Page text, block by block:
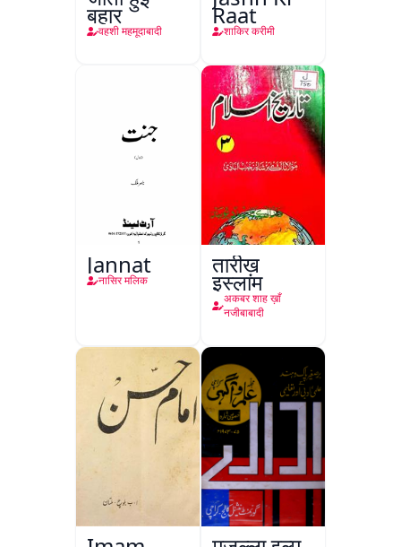
बहार
वहशी महमूदाबादी
Raat
शाकिर करीमी
Jannat
नासिर मलिक
तारीख़
इस्लाम
अकबर शाह ख़ाँ
नजीबाबादी